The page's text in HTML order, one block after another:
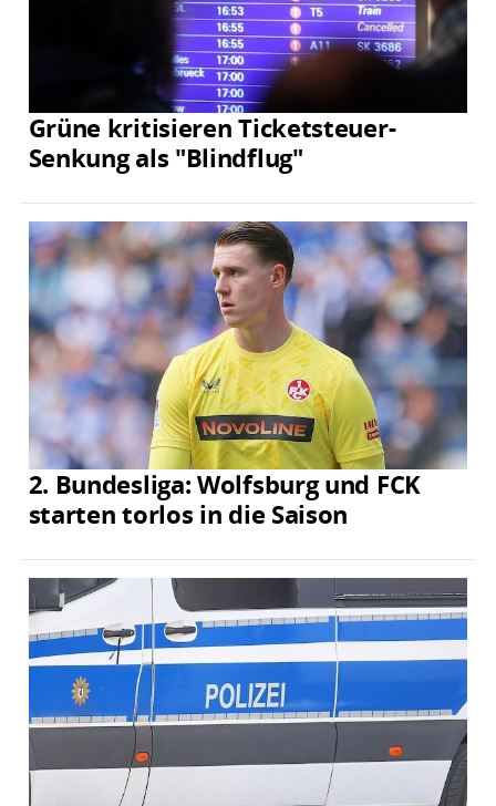
Grüne kritisieren Ticketsteuer-
Senkung als "Blindflug"
2. Bundesliga: Wolfsburg und FCK
starten torlos in die Saison